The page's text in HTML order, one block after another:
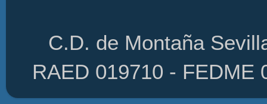
C.D. de Montaña
RAED 019710 -